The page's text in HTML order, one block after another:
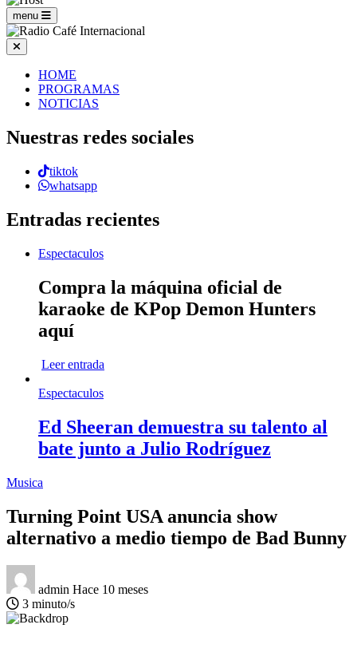
menu
HOME
PROGRAMAS
NOTICIAS
Nuestras redes sociales
tiktok
whatsapp
Entradas recientes
Espectaculos
Compra la máquina oficial de
karaoke de KPop Demon Hunters
aquí
Leer entrada
Espectaculos
Ed Sheeran demuestra su talento al
bate junto a Julio Rodríguez
Musica
Turning Point USA anuncia show
alternativo a medio tiempo de Bad Bunny
admin Hace 10 meses
3 minuto/s